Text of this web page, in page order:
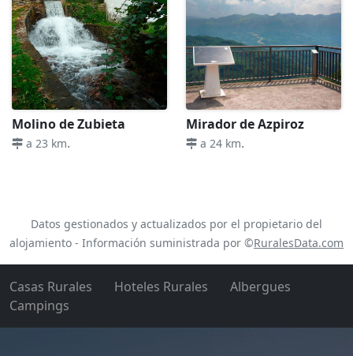
Molino de Zubieta
a 23 km.
Mirador de Azpiroz
a 24 km.
Datos gestionados y actualizados por el propietario del
alojamiento - Información suministrada por ©RuralesData.com
Casas Rurales Hoteles Rurales
Albergues
Campings